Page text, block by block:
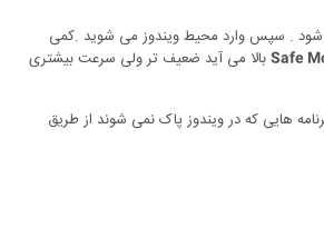
شود . سپس وارد محیط ویندوز می شوید .کمی
Safe بالا می آید ضعیف تر ولی سرعت بیشتری